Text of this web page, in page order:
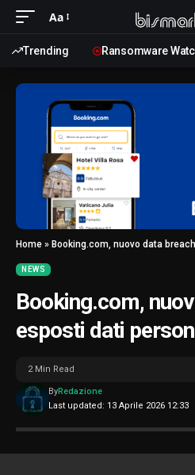
Aa
Trending Ransomware
Home » Booking.com, nuovo data
NEWS
Booking.com,
esposti dati
Last updated: 13 Aprile 2026 12:33
ByRedazione
2 Min Read